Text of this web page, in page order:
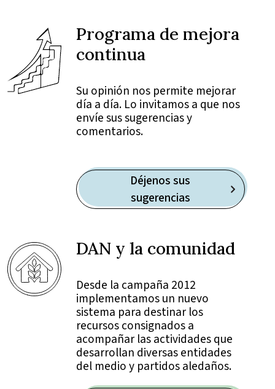
Programa de mejora
continua
Su opinión nos permite mejorar
día a día. Lo invitamos a que nos
envíe sus sugerencias y
comentarios.
Déjenos sus
sugerencias
DAN y la comunidad
Desde la campaña 2012
implementamos un nuevo
sistema para destinar los
recursos consignados a
acompañar las actividades que
desarrollan diversas entidades
del medio y partidos aledaños.